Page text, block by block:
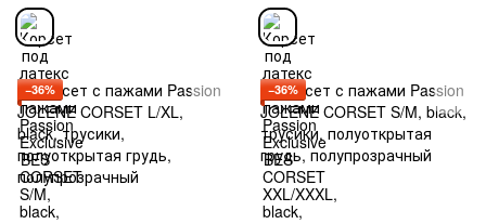
−36% −36%